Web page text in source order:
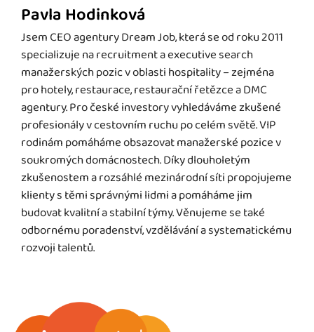
Pavla Hodinková
Jsem CEO agentury Dream Job, která se od roku 2011
specializuje na recruitment a executive search
manažerských pozic v oblasti hospitality – zejména
pro hotely, restaurace, restaurační řetězce a DMC
agentury. Pro české investory vyhledáváme zkušené
profesionály v cestovním ruchu po celém světě. VIP
rodinám pomáháme obsazovat manažerské pozice v
soukromých domácnostech. Díky dlouholetým
zkušenostem a rozsáhlé mezinárodní síti propojujeme
klienty s těmi správnými lidmi a pomáháme jim
budovat kvalitní a stabilní týmy. Věnujeme se také
odbornému poradenství, vzdělávání a systematickému
rozvoji talentů.